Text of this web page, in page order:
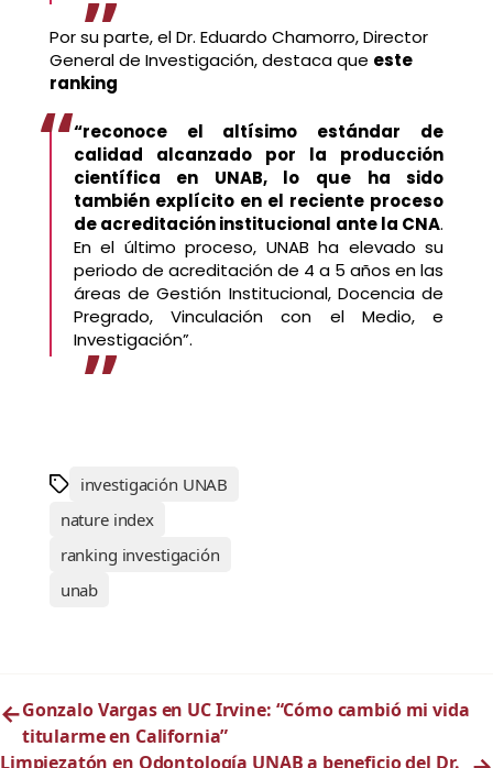
Por su parte, el Dr. Eduardo Chamorro, Director
General de Investigación, destaca que este
ranking
“reconoce el altísimo estándar de
calidad alcanzado por la producción
científica en UNAB, lo que ha sido
también explícito en el reciente proceso
de acreditación institucional ante la CNA.
En el último proceso, UNAB ha elevado su
periodo de acreditación de 4 a 5 años en las
áreas de Gestión Institucional, Docencia de
Pregrado, Vinculación con el Medio, e
Investigación”.
investigación UNAB
nature index
ranking investigación
unab
←Gonzalo Vargas en UC Irvine: “Cómo cambió mi vida
titularme en California”
Limpiezatón en Odontología UNAB a beneficio del Dr.